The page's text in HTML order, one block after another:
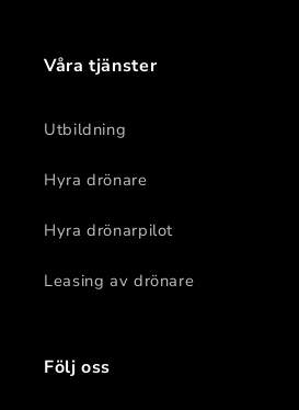
Våra tjänster
Utbildning
Hyra drönare
Hyra drönarpilot
Leasing av drönare
Följ oss